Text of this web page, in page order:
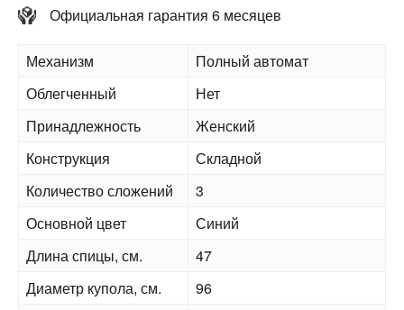
Официальная гарантия 6 месяцев
Механизм
Полный автомат
Облегченный
Нет
Принадлежность
Женский
Конструкция
Складной
Количество сложений
3
Основной цвет
Синий
Длина спицы, см.
47
Диаметр купола, см.
96